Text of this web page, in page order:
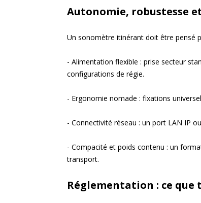
Autonomie, robustesse
Un sonomètre itinérant doit être pensé
- Alimentation flexible : prise secteur
configurations de régie.
- Ergonomie nomade : fixations
- Connectivité réseau : un port LAN IP
- Compacité et poids contenu : un
transport.
Réglementation : ce